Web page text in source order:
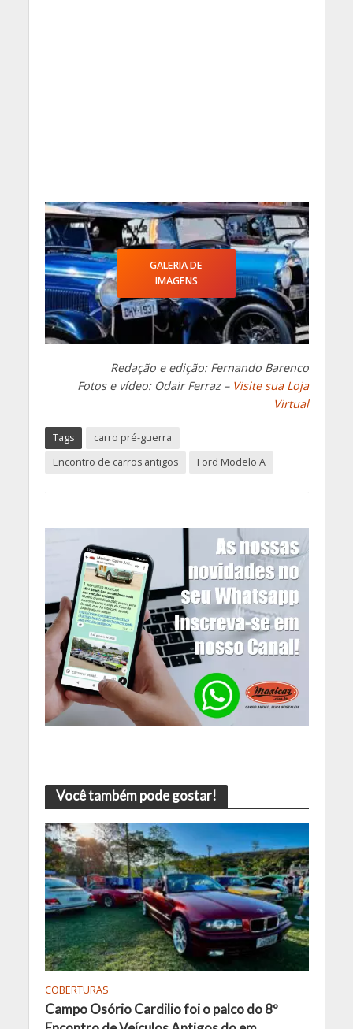
GALERIA DE
IMAGENS
Redação e edição: Fernando Barenco
Fotos e vídeo: Odair Ferraz – Visite sua Loja
Virtual
Tags
carro pré-guerra
Encontro de carros antigos
Ford Modelo A
Você também pode gostar!
COBERTURAS
Campo Osório Cardilio foi o palco do 8º